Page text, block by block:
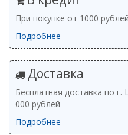
При покупке от 1000
Подробнее
Доставка
Бесплатная доставка по
000 рублей
Подробнее